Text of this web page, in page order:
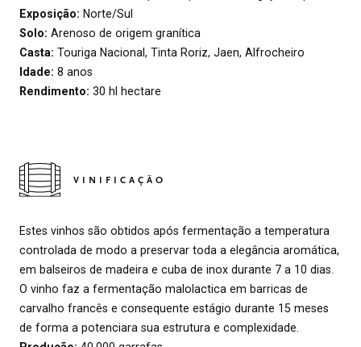
Exposição: Norte/Sul
Solo: Arenoso de origem granítica
Casta: Touriga Nacional, Tinta Roriz, Jaen, Alfrocheiro
Idade: 8 anos
Rendimento: 30 hl hectare
VINIFICAÇÃO
Estes vinhos são obtidos após fermentação a temperatura
controlada de modo a preservar toda a elegância aromática,
em balseiros de madeira e cuba de inox durante 7 a 10 dias.
O vinho faz a fermentação malolactica em barricas de
carvalho francês e consequente estágio durante 15 meses
de forma a potenciara sua estrutura e complexidade.